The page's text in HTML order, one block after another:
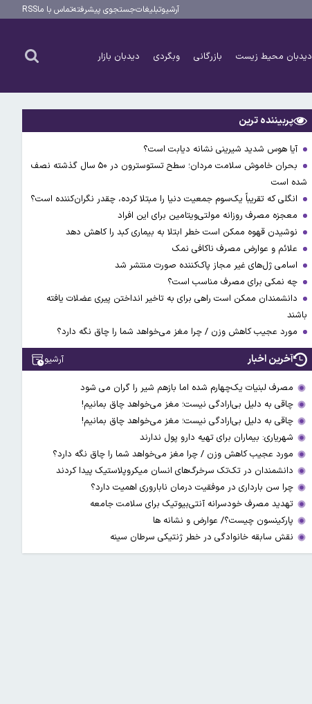
آرشیوتبلیغاتجستجوی پیشرفتهتماس با ماRSS
دیدبان محیط زیست بازرگانی وبگردی دیدبان بازار
پربیننده ترین
آیا هوس شدید شیرینی نشانه دیابت است؟
بحران خاموش سلامت مردان؛ سطح تستوسترون در ۵۰ سال گذشته نصف
شده است
انگلی که تقریباً یک‌سوم جمعیت دنیا را مبتلا کرده، چقدر نگران‌کننده است؟
معجزه مصرف روزانه مولتی‌ویتامین برای این افراد
نوشیدن قهوه ممکن است خطر ابتلا به بیماری کبد را کاهش دهد
علائم و عوارض مصرف ناکافی نمک
اسامی ژل‌های غیر مجاز پاک‌کننده صورت منتشر شد
چه نمکی برای مصرف مناسب است؟
دانشمندان ممکن است راهی برای به تاخیر انداختن پیری عضلات یافته
باشند
مورد عجیب کاهش وزن / چرا مغز می‌خواهد شما را چاق نگه دارد؟
آخرین اخبار آرشیو
مصرف لبنیات یک‌چهارم شده اما بازهم شیر را گران می‌ شود
چاقی به دلیل بی‌ارادگی نیست؛ مغز می‌خواهد چاق بمانیم!
چاقی به دلیل بی‌ارادگی نیست؛ مغز می‌خواهد چاق بمانیم!
شهریاری: بیماران برای تهیه دارو پول ندارند
مورد عجیب کاهش وزن / چرا مغز می‌خواهد شما را چاق نگه دارد؟
دانشمندان در تک‌تک سرخرگ‌های انسان میکروپلاستیک پیدا کردند
چرا سن بارداری در موفقیت درمان ناباروری اهمیت دارد؟
تهدید مصرف خودسرانه آنتی‌بیوتیک‌‌ برای سلامت جامعه
پارکینسون چیست؟/ عوارض و نشانه ها
نقش سابقه خانوادگی در خطر ژنتیکی سرطان سینه